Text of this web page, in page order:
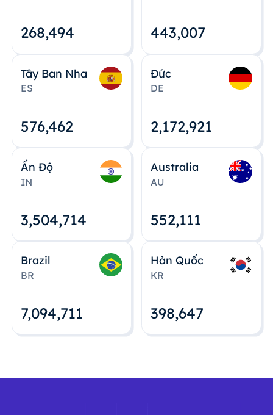
268,495 443,008
Tây Ban Nha
ES
576,463
Đức
DE
2,172,922
Ấn Độ
IN
3,504,715
Australia
AU
552,112
Brazil
BR
7,094,712
Hàn Quốc
KR
398,648